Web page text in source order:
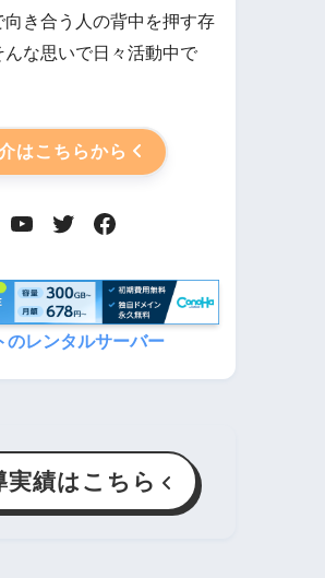
き合う人の背中を押す存
な思いで日々活動中で
はこちらから
のレンタルサーバー
実績はこちら